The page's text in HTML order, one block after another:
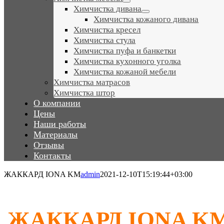
Химчистка дивана
Химчистка кожаного дивана
Химчистка кресел
Химчистка стула
Химчистка пуфа и банкетки
Химчистка кухонного уголка
Химчистка кожаной мебели
Химчистка матрасов
Химчистка штор
О компании
Цены
Наши работы
Материалы
Отзывы
Контакты
ЖАККАРД IONA KMadmin2021-12-10T15:19:44+03:00